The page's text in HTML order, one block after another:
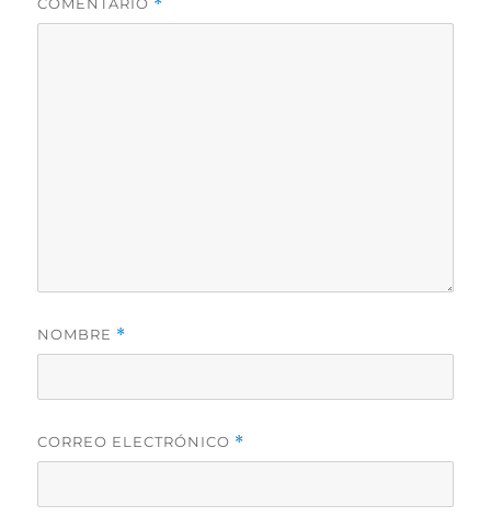
COMENTARIO *
NOMBRE *
CORREO ELECTRÓNICO *